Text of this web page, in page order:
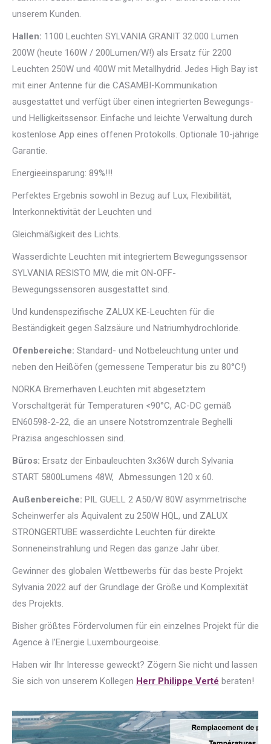
unserem Kunden.
Hallen: 1100 Leuchten SYLVANIA GRANIT 32.000 Lumen
200W (heute 160W / 200Lumen/W!) als Ersatz für 2200
Leuchten 250W und 400W mit Metallhydrid. Jedes High Bay ist
mit einer Antenne für die CASAMBI-Kommunikation
ausgestattet und verfügt über einen integrierten Bewegungs-
und Helligkeitssensor. Einfache und leichte Verwaltung durch
kostenlose App eines offenen Protokolls. Optionale 10-jährige
Garantie.
Energieeinsparung: 89%!!!
Perfektes Ergebnis sowohl in Bezug auf Lux, Flexibilität,
Interkonnektivität der Leuchten und
Gleichmäßigkeit des Lichts.
Wasserdichte Leuchten mit integriertem Bewegungssensor
SYLVANIA RESISTO MW, die mit ON-OFF-
Bewegungssensoren ausgestattet sind.
Und kundenspezifische ZALUX KE-Leuchten für die
Beständigkeit gegen Salzsäure und Natriumhydrochloride.
Ofenbereiche: Standard- und Notbeleuchtung unter und
neben den Heißöfen (gemessene Temperatur bis zu 80°C!)
NORKA Bremerhaven Leuchten mit abgesetztem
Vorschaltgerät für Temperaturen <90°C, AC-DC gemäß
EN60598-2-22, die an unsere Notstromzentrale Beghelli
Präzisa angeschlossen sind.
Büros: Ersatz der Einbauleuchten 3x36W durch Sylvania
START 5800Lumens 48W, Abmessungen 120 x 60.
Außenbereiche: PIL GUELL 2 A50/W 80W asymmetrische
Scheinwerfer als Äquivalent zu 250W HQL, und ZALUX
STRONGERTUBE wasserdichte Leuchten für direkte
Sonneneinstrahlung und Regen das ganze Jahr über.
Gewinner des globalen Wettbewerbs für das beste Projekt
Sylvania 2022 auf der Grundlage der Größe und Komplexität
des Projekts.
Bisher größtes Fördervolumen für ein einzelnes Projekt für die
Agence à l’Energie Luxembourgeoise.
Haben wir Ihr Interesse geweckt? Zögern Sie nicht und lassen
Sie sich von unserem Kollegen Herr Philippe Verté beraten!